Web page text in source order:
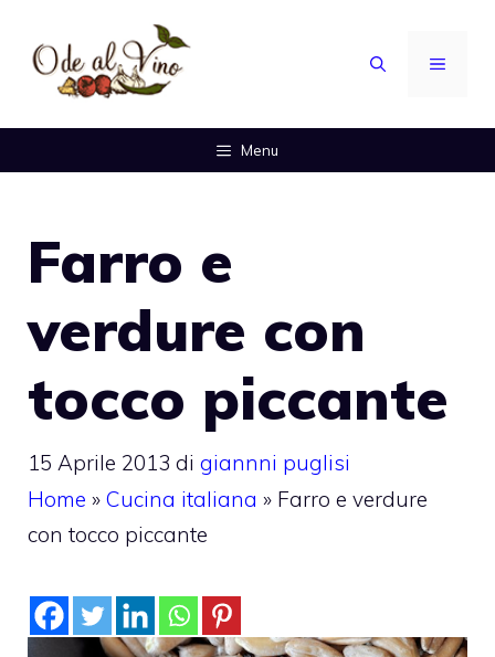
contenuto
MENU
Menu
Farro e
verdure con
tocco piccante
15 Aprile 2013 di giannni puglisi
Home » Cucina italiana » Farro e verdure
con tocco piccante